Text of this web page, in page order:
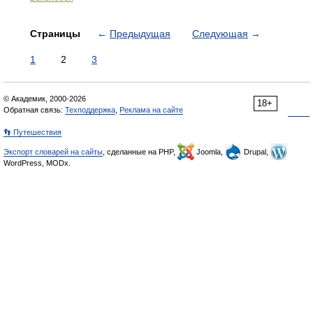
Страницы ← Предыдущая Следующая →
1 2 3
18+
© Академик, 2000-2026
Обратная связь: Техподдержка Реклама на сайте
👣 Путешествия
Экспорт словарей на сайты , сделанные на PHP, Joomla,
Drupal,
WordPress, MODx.